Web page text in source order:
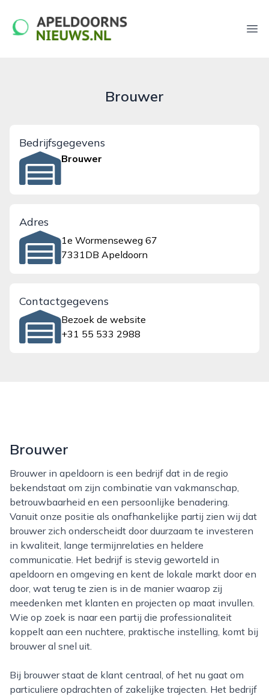
apeldoornsnieuws.nl
Brouwer
Bedrijfsgegevens
Brouwer
Adres
1e Wormenseweg 67
7331DB Apeldoorn
Contactgegevens
Bezoek de website
+31 55 533 2988
Brouwer
Brouwer in apeldoorn is een bedrijf dat in de regio
bekendstaat om zijn combinatie van vakmanschap,
betrouwbaarheid en een persoonlijke benadering.
Vanuit onze positie als onafhankelijke partij zien wij dat
brouwer zich onderscheidt door duurzaam te investeren
in kwaliteit, lange termijnrelaties en heldere
communicatie. Het bedrijf is stevig geworteld in
apeldoorn en omgeving en kent de lokale markt door en
door, wat terug te zien is in de manier waarop zij
meedenken met klanten en projecten op maat invullen.
Wie op zoek is naar een partij die professionaliteit
koppelt aan een nuchtere, praktische instelling, komt bij
brouwer al snel uit.
Bij brouwer staat de klant centraal, of het nu gaat om
particuliere opdrachten of zakelijke trajecten. Het bedrijf